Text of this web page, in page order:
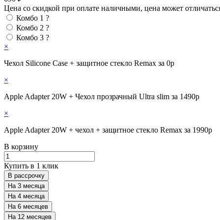
Цена со скидкой при оплате наличными, цена может
Комбо 1 ?
Комбо 2 ?
Комбо 3 ?
×
Чехол Silicone Case + защитное стекло Remax за 0р
×
Apple Adapter 20W + Чехол прозрачный Ultra slim за 1490р
×
Apple Adapter 20W + чехол + защитное стекло Remax за 1990р
В корзину
Купить в 1 клик
В рассрочку